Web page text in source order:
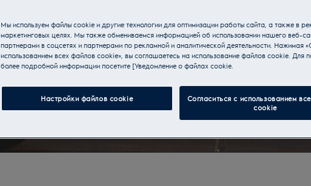
Мы используем файлы cookie и другие технологии для оптимизации работы сайта, а также в
маркетинговых целях. Мы также обмениваемся информацией об использовании нашего веб-
партнерами в соцсетях и партнерами по рекламной и аналитической деятельности. Нажимая
использованием всех файлов cookie», вы соглашаетесь на использование файлов cookie. Для
более подробной информации посетите [Уведомление о файлах cookie.
Настройки файлов cookie
Согласиться с использованием
cookie